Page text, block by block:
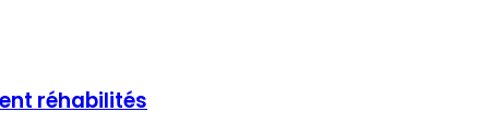
réhabilités